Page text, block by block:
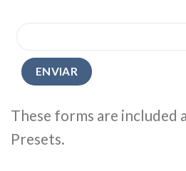
These forms are included
Presets.